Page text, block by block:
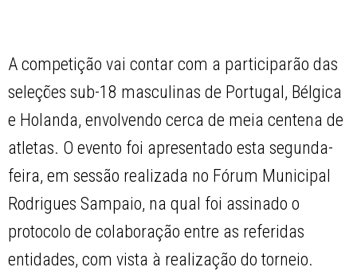
A competição vai contar com a participarão das
seleções sub-18 masculinas de Portugal, Bélgica
e Holanda, envolvendo cerca de meia centena de
atletas. O evento foi apresentado esta segunda-
feira, em sessão realizada no Fórum Municipal
Rodrigues Sampaio, na qual foi assinado o
protocolo de colaboração entre as referidas
entidades, com vista à realização do torneio.